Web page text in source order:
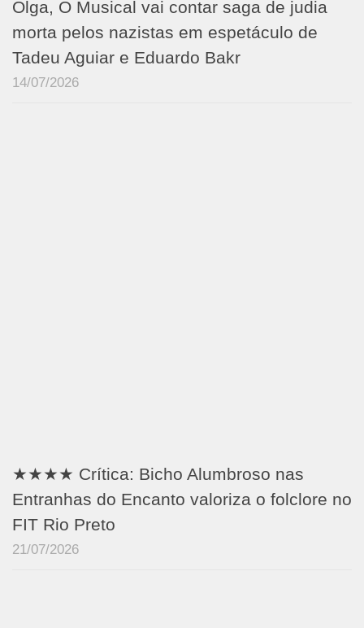
Olga, O Musical vai contar saga de judia
morta pelos nazistas em espetáculo de
Tadeu Aguiar e Eduardo Bakr
14/07/2026
★★★★ Crítica: Bicho Alumbroso nas
Entranhas do Encanto valoriza o folclore no
FIT Rio Preto
21/07/2026